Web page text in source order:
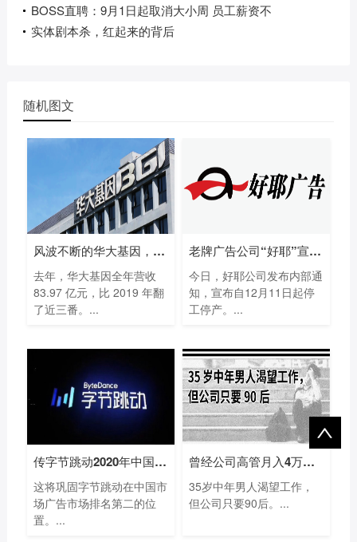
BOSS直聘：9月1日起取消大小周 员工薪资不
实体剧本杀，红起来的背后
随机图文
风波不断的华大基因，凭什么一年多赚
去年，华大基因全年营收
83.97 亿元，比 2019 年翻
了近三番。...
老牌广告公司“好耶”宣布自12月11日起停
今日，好耶公司发布内部通
知，宣布自12月11日起停
工停产。...
传字节跳动2020年中国广告营收将达1800亿
这将巩固字节跳动在中国市
场广告市场排名第二的位
置。...
曾经公司高管月入4万，如今失业4个月不
35岁中年男人渴望工作，
但公司只要90后。...